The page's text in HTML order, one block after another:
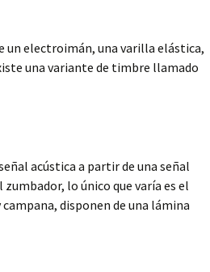
un electroimán, una varilla elástica,
una variante de timbre llamado
acústica a partir de una señal
lo único que varía es el
disponen de una lámina